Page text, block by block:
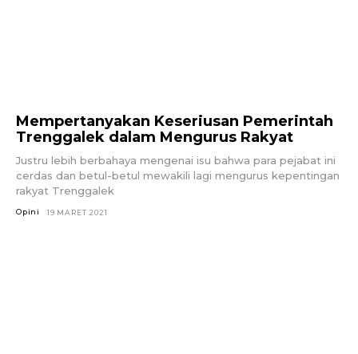
Mempertanyakan Keseriusan Pemerintah
Trenggalek dalam Mengurus Rakyat
Justru lebih berbahaya mengenai isu bahwa para pejabat ini
cerdas dan betul-betul mewakili lagi mengurus kepentingan
rakyat Trenggalek
Opini 19 MARET 2021